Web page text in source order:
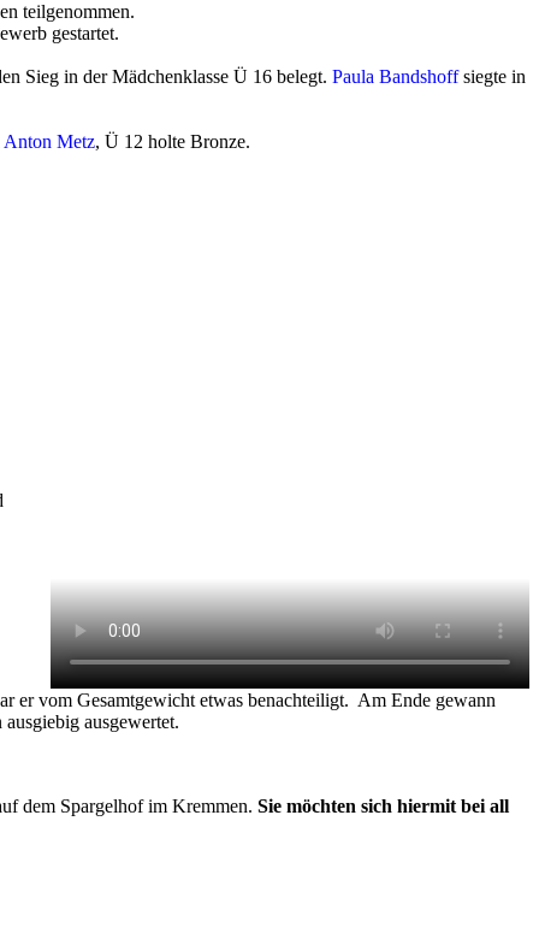
teilgenommen.
gestartet.
Sieg in der Mädchenklasse Ü 16 belegt. Paula Bandshoffsiegte in
Anton Metz, Ü 12 holte Bronze.
er vom Gesamtgewicht etwas benachteiligt. Am Ende gewann
ausgewertet.
dem Spargelhof im Kremmen. Sie möchten sich hiermit bei all